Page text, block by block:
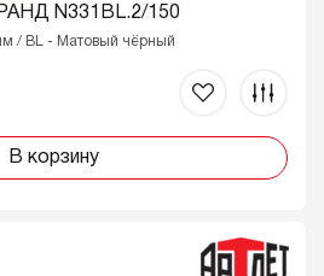
N331BL.2/150
/ BL - Матовый чёрный
В корзину